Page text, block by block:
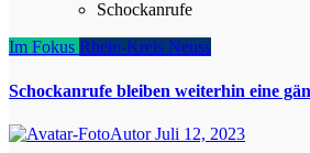
Schockanrufe
Im Fokus Rhein-Kreis Neuss
Schockanrufe bleiben weiterhin eine
AutorJuli 12, 2023